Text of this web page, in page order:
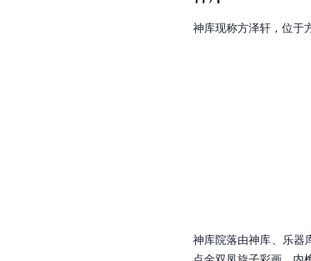
神库现称方泽轩，位于
神库院落由神库、乐器